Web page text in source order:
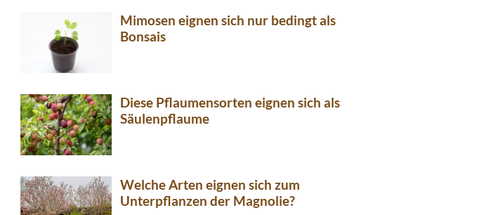
Mimosen eignen sich nur bedingt als
Bonsais
Diese Pflaumensorten eignen sich als
Säulenpflaume
Welche Arten eignen sich zum
Unterpflanzen der Magnolie?